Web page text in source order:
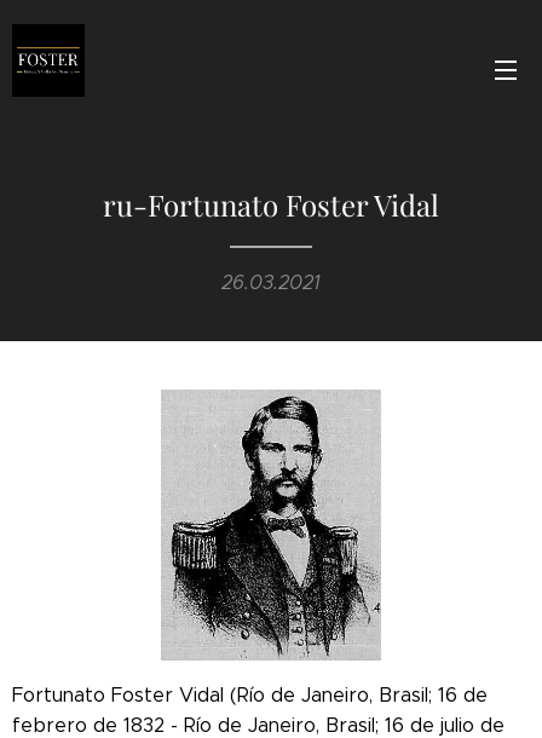
ru-Fortunato Foster Vidal
26.03.2021
Fortunato Foster Vidal (Río de Janeiro, Brasil; 16 de
febrero de 1832 - Río de Janeiro, Brasil; 16 de julio de